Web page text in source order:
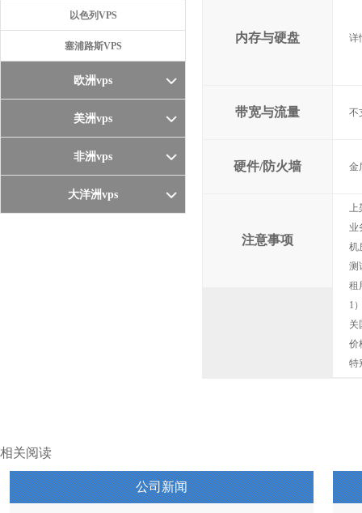
以色列VPS
塞浦路斯VPS
欧洲vps
美洲vps
非洲vps
大洋洲vps
内存与硬盘 详
带宽与流量 不
硬件/防火墙 金
注意事项
上
业
机
测
租
1
关
价
特
相关阅读
公司新闻